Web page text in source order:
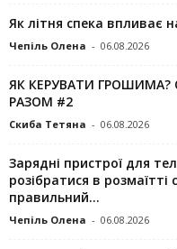
Як літня спека впливає
Чепіль Олена - 06.08.2026
ЯК КЕРУВАТИ ГРОШИМА?
РАЗОМ #2
Скиба Тетяна - 06.08.2026
Зарядні пристрої для
розібратися в розмаїтті
правильний...
Чепіль Олена - 06.08.2026